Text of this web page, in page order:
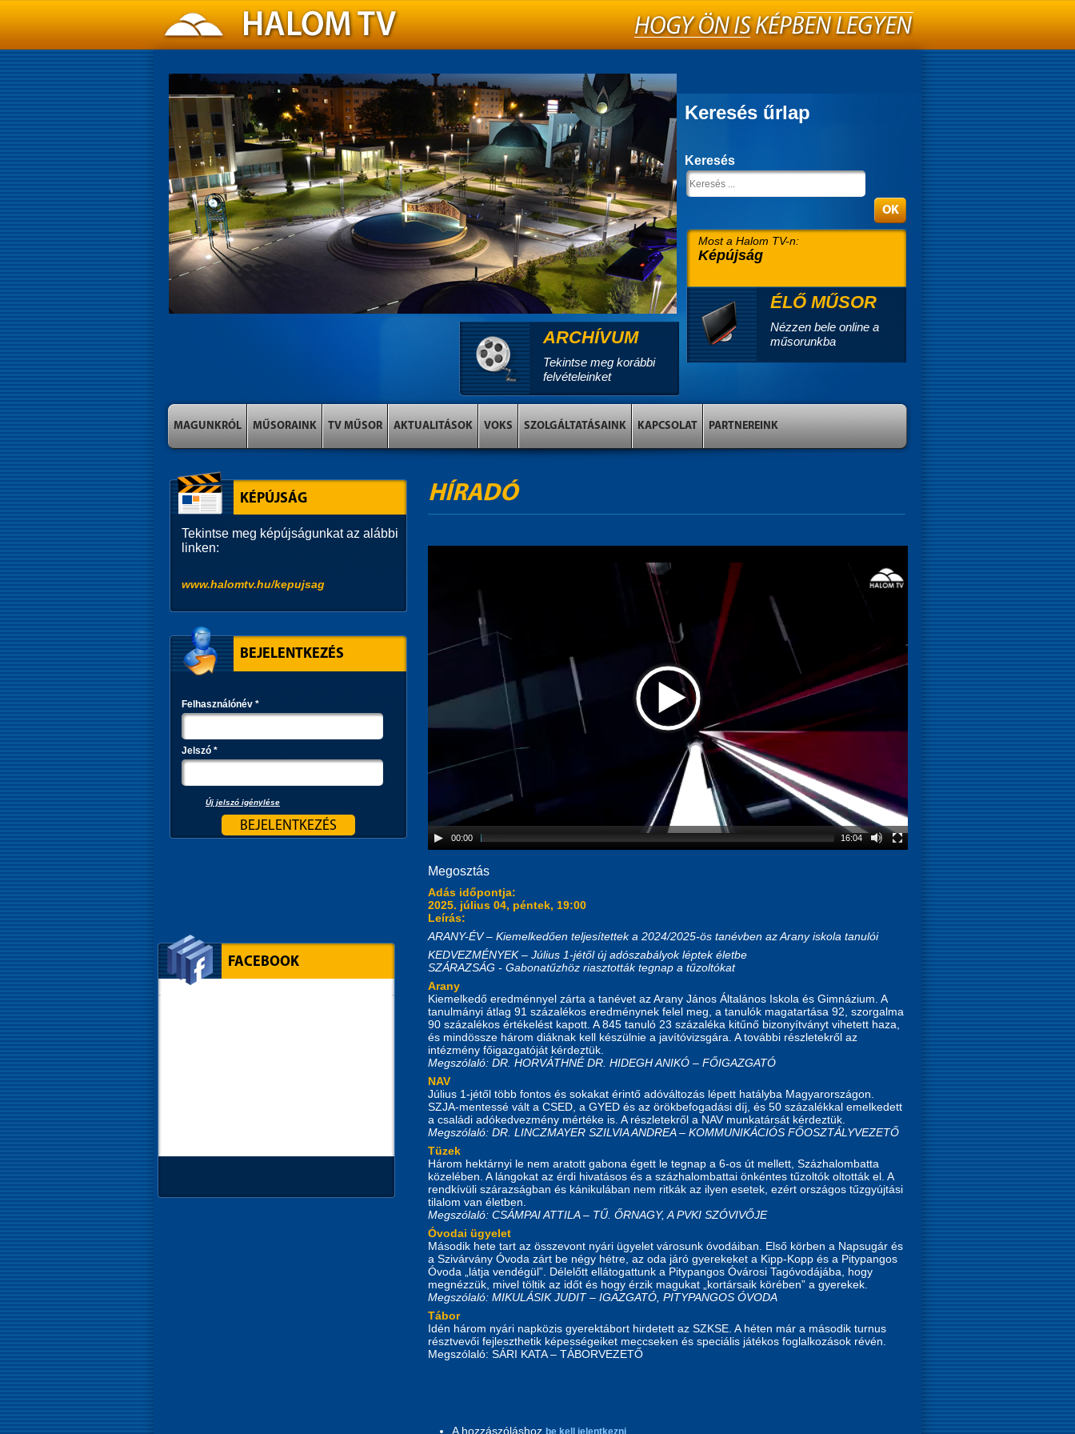
Keresés űrlap
Keresés
Most a Halom TV-n:
Képújság
ÉLŐ MŰSOR
Nézzen bele online a
műsorunkba
ARCHÍVUM
Tekintse meg korábbi
felvételeinket
MAGUNKRÓL MŰSORAINK TV MŰSOR AKTUALITÁSOK VOKS SZOLGÁLTATÁSAINK KAPCSOLAT PARTNEREINK
HÍRADÓ
00:00 16:04
Megosztás
Adás időpontja:
2025. július 04, péntek, 19:00
Leírás:
ARANY-ÉV – Kiemelkedően teljesítettek a 2024/2025-ös tanévben az Arany iskola tanulói
KEDVEZMÉNYEK – Július 1-jétől új adószabályok léptek életbe
SZÁRAZSÁG - Gabonatűzhöz riasztották tegnap a tűzoltókat
Arany
Kiemelkedő eredménnyel zárta a tanévet az Arany János Általános Iskola és Gimnázium. A
tanulmányi átlag 91 százalékos eredménynek felel meg, a tanulók magatartása 92, szorgalma
90 százalékos értékelést kapott. A 845 tanuló 23 százaléka kitűnő bizonyítványt vihetett haza,
és mindössze három diáknak kell készülnie a javítóvizsgára. A további részletekről az
intézmény főigazgatóját kérdeztük.
Megszólaló: DR. HORVÁTHNÉ DR. HIDEGH ANIKÓ – FŐIGAZGATÓ
NAV
Július 1-jétől több fontos és sokakat érintő adóváltozás lépett hatályba Magyarországon.
SZJA-mentessé vált a CSED, a GYED és az örökbefogadási díj, és 50 százalékkal emelkedett
a családi adókedvezmény mértéke is. A részletekről a NAV munkatársát kérdeztük.
Megszólaló: DR. LINCZMAYER SZILVIA ANDREA – KOMMUNIKÁCIÓS FŐOSZTÁLYVEZETŐ
Tüzek
Három hektárnyi le nem aratott gabona égett le tegnap a 6-os út mellett, Százhalombatta
közelében. A lángokat az érdi hivatásos és a százhalombattai önkéntes tűzoltók oltották el. A
rendkívüli szárazságban és kánikulában nem ritkák az ilyen esetek, ezért országos tűzgyújtási
tilalom van életben.
Megszólaló: CSÁMPAI ATTILA – TŰ. ŐRNAGY, A PVKI SZÓVIVŐJE
Óvodai ügyelet
Második hete tart az összevont nyári ügyelet városunk óvodáiban. Első körben a Napsugár és
a Szivárvány Óvoda zárt be négy hétre, az oda járó gyerekeket a Kipp-Kopp és a Pitypangos
Óvoda „látja vendégül”. Délelőtt ellátogattunk a Pitypangos Óvárosi Tagóvodájába, hogy
megnézzük, mivel töltik az időt és hogy érzik magukat „kortársaik körében” a gyerekek.
Megszólaló: MIKULÁSIK JUDIT – IGAZGATÓ, PITYPANGOS ÓVODA
Tábor
Idén három nyári napközis gyerektábort hirdetett az SZKSE. A héten már a második turnus
résztvevői fejleszthetik képességeiket meccseken és speciális játékos foglalkozások révén.
Megszólaló: SÁRI KATA – TÁBORVEZETŐ
A hozzászóláshoz be kell jelentkezni
KÉPÚJSÁG
Tekintse meg képújságunkat az alábbi
linken:
www.halomtv.hu/kepujsag
BEJELENTKEZÉS
Felhasználónév *
Jelszó *
Új jelszó igénylése
FACEBOOK